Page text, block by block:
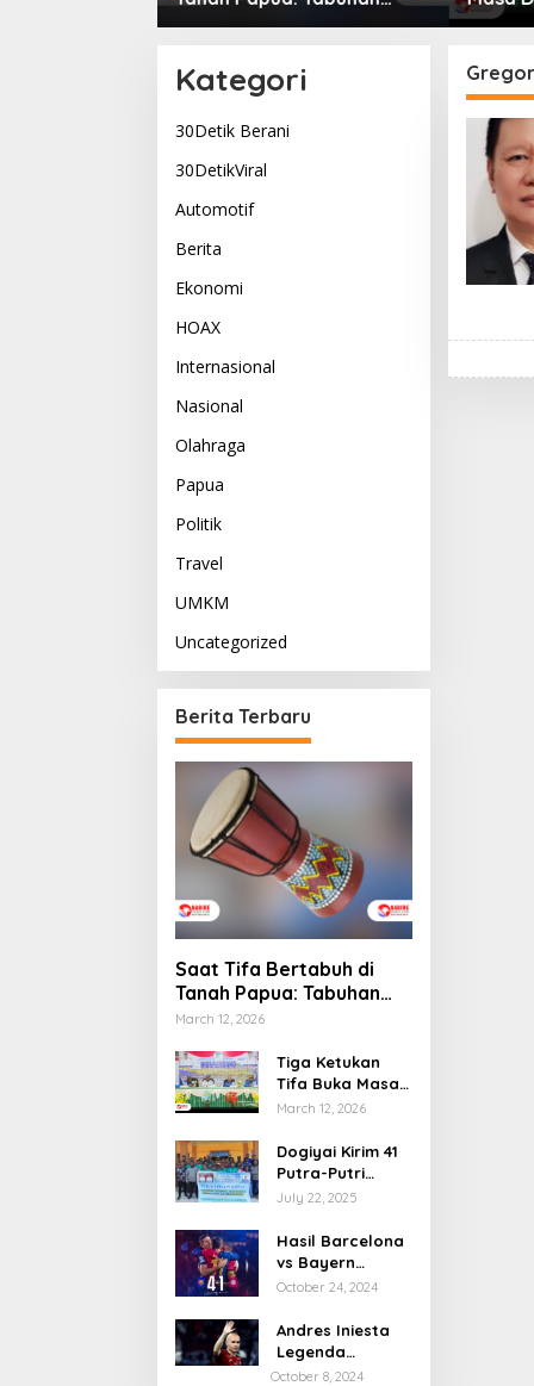
Kategori
30Detik Berani
30DetikViral
Automotif
Berita
Ekonomi
HOAX
Internasional
Nasional
Olahraga
Papua
Politik
Travel
UMKM
Uncategorized
Berita Terbaru
Saat Tifa Bertabuh di
Tanah Papua: Tabuhan
Tradisi yang Menyatukan
Sosial
March 12, 2026
Tiga Ketukan
Tifa Buka Masa
Depan Dogiyai,
Tebai Resmi
Mulai
Musrenbang
March 12, 2026
Dogiyai Kirim 41
Putra-Putri
Terbaik ke India
Komitmen Nyata
Bupati Dogiyai
Mencetak
Depan
July 22, 2025
Hasil Barcelona
vs Bayern
Munchen: 4-1
October 24, 2024
Andres Iniesta
Legenda
Barcelona
October 8, 2024